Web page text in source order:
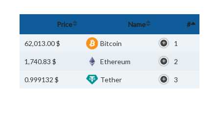
#
Name
Price
1
Bitcoin
$ 62,013.00
2
Ethereum
$ 1,740.83
3
Tether
$ 0.999132